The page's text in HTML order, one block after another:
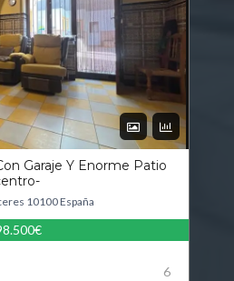
Garaje Y Enorme Patio
10100 España
6